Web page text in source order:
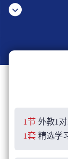
1节 外教1
1套 精选学